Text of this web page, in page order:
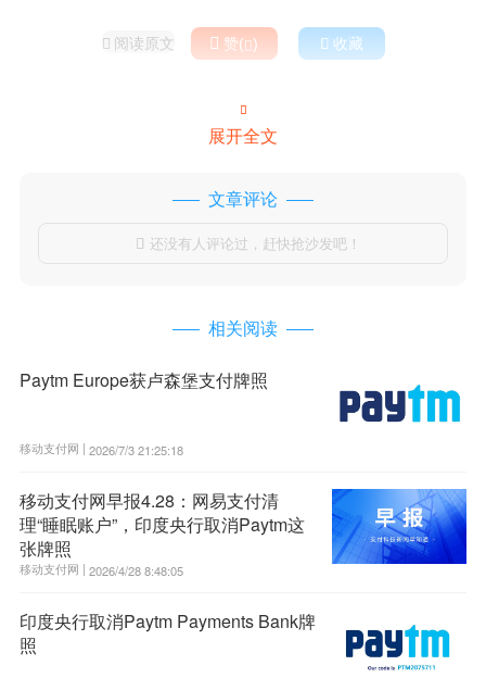
 阅读原文  赞()  收藏

展开全文
文章评论
 还没有人评论过，赶快抢沙发吧！
相关阅读
Paytm Europe获卢森堡支付牌照
移动支付网 | 2026/7/3 21:25:18
移动支付网早报4.28：网易支付清
理“睡眠账户”，印度央行取消Paytm这
张牌照
移动支付网 | 2026/4/28 8:48:05
印度央行取消Paytm Payments Bank牌
照